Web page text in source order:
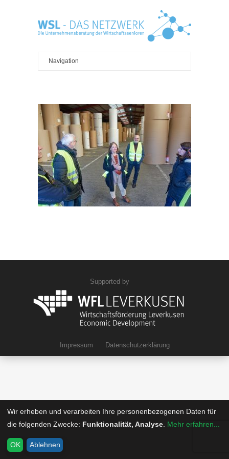
Supported by
Impressum Datenschutzerklärung
Wir erheben und verarbeiten Ihre personenbezogenen Daten für
die folgenden Zwecke: Funktionalität, Analyse Mehr erfahren...
OK Ablehnen